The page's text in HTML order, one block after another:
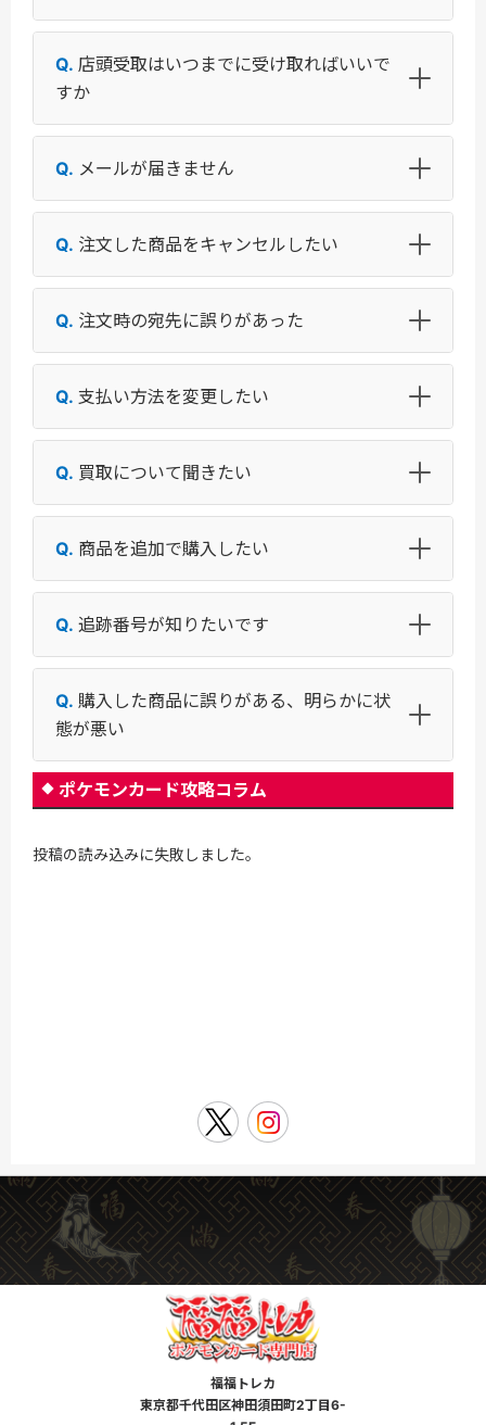
店頭受取はいつまでに受け取ればいいで
すか
メールが届きません
注文した商品をキャンセルしたい
注文時の宛先に誤りがあった
支払い方法を変更したい
買取について聞きたい
商品を追加で購入したい
追跡番号が知りたいです
購入した商品に誤りがある、明らかに状
態が悪い
ポケモンカード攻略コラム
投稿の読み込みに失敗しました。
福福トレカ
東京都千代田区神田須田町2丁目6-